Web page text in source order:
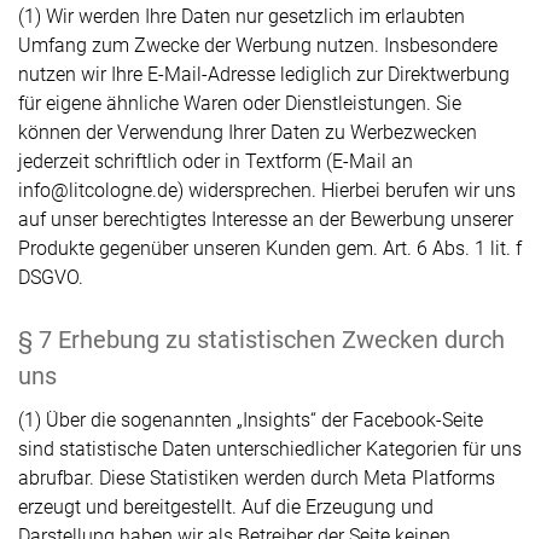
(1) Wir werden Ihre Daten nur gesetzlich im erlaubten
Umfang zum Zwecke der Werbung nutzen. Insbesondere
nutzen wir Ihre E-Mail-Adresse lediglich zur Direktwerbung
für eigene ähnliche Waren oder Dienstleistungen. Sie
können der Verwendung Ihrer Daten zu Werbezwecken
jederzeit schriftlich oder in Textform (E-Mail an
info@litcologne.de) widersprechen. Hierbei berufen wir uns
auf unser berechtigtes Interesse an der Bewerbung unserer
Produkte gegenüber unseren Kunden gem. Art. 6 Abs. 1 lit. f
DSGVO.
§ 7 Erhebung zu statistischen Zwecken durch
uns
(1) Über die sogenannten „Insights“ der Facebook-Seite
sind statistische Daten unterschiedlicher Kategorien für uns
abrufbar. Diese Statistiken werden durch Meta Platforms
erzeugt und bereitgestellt. Auf die Erzeugung und